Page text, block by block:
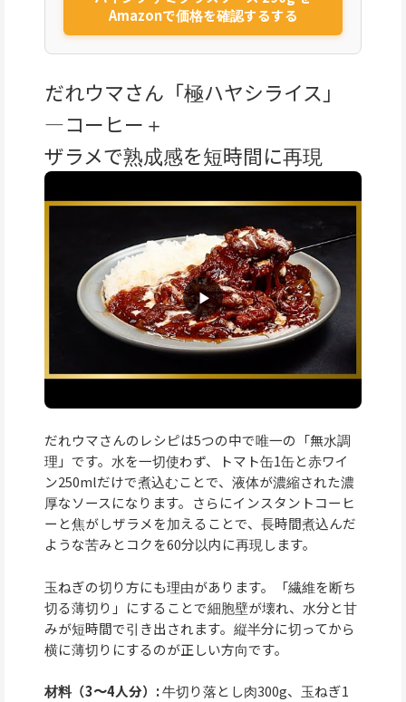
Amazonで価格を確認するする
だれウマさん「極ハヤシライス」
—コーヒー＋
ザラメで熟成感を短時間に再現
だれウマさんのレシピは5つの中で唯一の「無水調
理」です。水を一切使わず、トマト缶1缶と赤ワイ
ン250mlだけで煮込むことで、液体が濃縮された濃
厚なソースになります。さらにインスタントコーヒ
ーと焦がしザラメを加えることで、長時間煮込んだ
ような苦みとコクを60分以内に再現します。
玉ねぎの切り方にも理由があります。「繊維を断ち
切る薄切り」にすることで細胞壁が壊れ、水分と甘
みが短時間で引き出されます。縦半分に切ってから
横に薄切りにするのが正しい方向です。
材料（3〜4人分）:牛切り落とし肉300g、玉ねぎ1